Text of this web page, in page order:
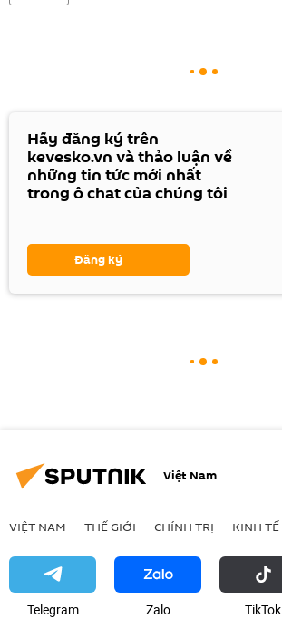
Hãy đăng ký trên
kevesko.vn và thảo luận về
những tin tức mới nhất
trong ô chat của chúng tôi
Đăng ký
Việt Nam
VIỆT NAM THẾ GIỚI CHÍNH TRỊ KINH TẾ
Telegram Zalo ТikТоk